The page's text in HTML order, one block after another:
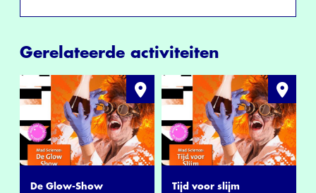
Gerelateerde activiteiten
De Glow-Show Tijd voor slijm